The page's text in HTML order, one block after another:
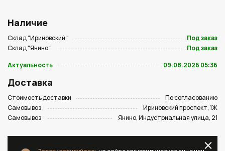
Наличие
Склад "Ириновский "
Под заказ
Склад "Янино "
Под заказ
Актуальность
09.08.2026 05:36
Доставка
Стоимость доставки
По согласованию
Самовывоз
Ириновский проспект, 1Ж
Самовывоз
Янино, Индустриальная улица, 21